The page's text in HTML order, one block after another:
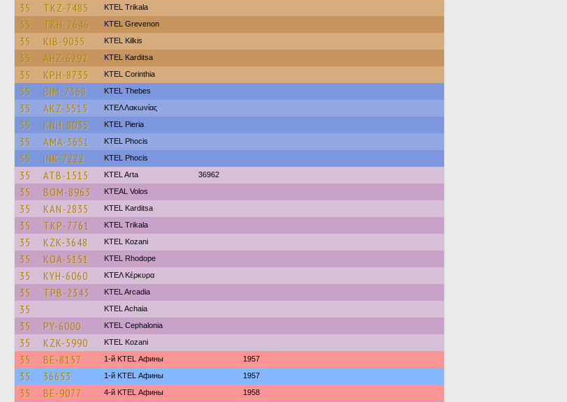
35 TKZ-7485 ΚΤΕL Τrikala
35 TKH-7646 ΚΤΕL Grevenon
35 KIB-9035 KTEL Kilkis
35 AHZ-6292 ΚΤΕL Karditsa
35 KPH-8735 KTEL Corinthia
35 BIM-7368 KTEL Thebes
35 AKZ-5515 ΚΤΕΛ Λακωνίας
35 KNH-8035 KTEL Pieria
35 AMA-3651 ΚΤΕL Phocis
35 INK-7222 ΚΤΕL Phocis
35 ATB-1515 KTEL Arta 36962
35 BOM-8963 KTEAL Volos
35 KAN-2835 ΚΤΕL Karditsa
35 TKP-7761 ΚΤΕL Τrikala
35 KZK-3648 ΚΤΕL Kozani
35 KOA-5151 KTEL Rhodope
35 KYH-6060 ΚΤΕΛ Κέρκυρα
35 TPB-2343 KTEL Arcadia
35 KTEL Achaia
35 PY-6000 KTEL Cephalonia
35 KZK-5990 ΚΤΕL Kozani
35 BE-8157 1-й KTEL Афины 1957
35 36653 1-й KTEL Афины 1957
35 BE-9077 4-й KTEL Афины 1958